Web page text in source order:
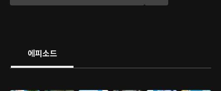
에피소드